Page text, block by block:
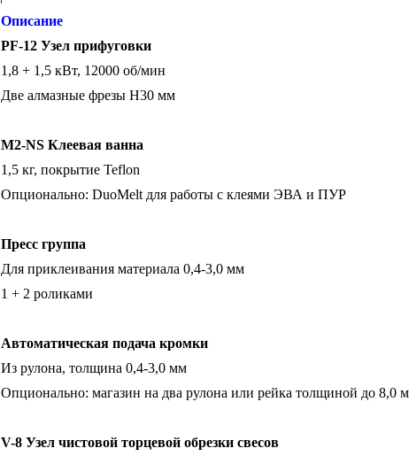
Описание
PF-12 Узел прифуговки
1,8 + 1,5 кВт, 12000 об/мин
Две алмазные фрезы H30 мм
M2-NS Клеевая ванна
1,5 кг, покрытие Teflon
Опционально: DuoMelt для работы с клеями ЭВА и ПУР
Пресс группа
Для приклеивания материала 0,4-3,0 мм
1 + 2 роликами
Автоматическая подача кромки
Из рулона, толщина 0,4-3,0 мм
Опционально: магазин на два рулона или рейка толщиной до 8,0
V-8 Узел чистовой торцевой обрезки свесов